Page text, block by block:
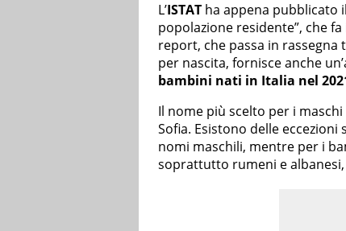
L’ISTAT ha appena pubblicato
popolazione residente”, che
report, che passa in rassegna
per nascita, fornisce anche
bambini nati in Italia nel
Il nome più scelto per i
Sofia. Esistono delle
nomi maschili, mentre per i
soprattutto rumeni e